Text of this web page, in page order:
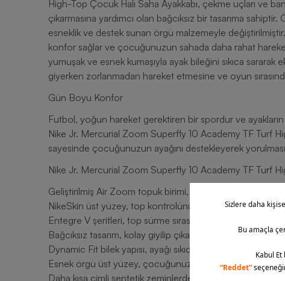
High-Top Çocuk Halı Saha Ayakkabı, çekme uçları ve
çıkarmasına yardımcı olan bağcıksız bir tasarıma
esneklik ve destek sunan örgü malzemeyle
konfor sağlar ve çocuğunuzun sahada daha rahat
yumuşak ve esnek kumaşıyla ayak bileğini sıkıca
giyerken zorlanmadan hareket etmesine ve oyun
Gün Boyu Konfor
Futbol, yoğun hareket gerektiren bir spordur ve
Nike Jr. Mercurial Zoom Superfly 10 Academy TF Turf
sayesinde çocuğunuzun ayağını destekleyerek
Nike Jr. Mercurial Zoom Superfly 10 Academy TF Turf
Geliştirilmiş Air Zoom topuk birimi, çocuğunuzun hızını
NikeSkin üst yüzey, top kontrolünü artırarak
Entegre V şeritleri, top sürme sırasında ayağın topa
Bağcıksız tasarım, kolay giyilip çıkarılabilir ve
Dynamic Fit bilek yapısı, ayağı sıkıca sararak ekstra
Esnek örgü üst yüzey, çocuğunuzun ayağına tam
Daha kısa çimli sentetik zeminlerde kullanım için